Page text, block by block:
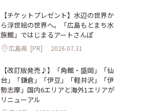
【チケットプレゼント】水辺の世界か
ら浮世絵の世界へ。「広島もとまち水
族館」ではじまるアートさんぽ
広島県 [PR] 2026.07.31
【改訂版発売♪】「角館・盛岡」「仙
台」「鎌倉」「伊豆」「軽井沢」「伊
勢志摩」国内6エリアと海外1エリアが
リニューアル